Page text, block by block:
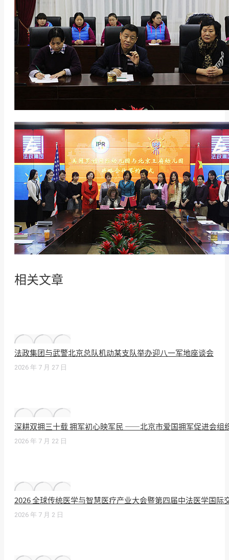
相关文章
法政集团与武警北京总队机动某支队举办迎八一军地座谈会
2026 年 7 月 27 日
深耕双拥三十载 拥军初心映军民 ——北京市爱国拥军促进会组
2026 年 7 月 22 日
2026 全球传统医学与智慧医疗产业大会暨第四届中法医学国际
2026 年 7 月 2 日